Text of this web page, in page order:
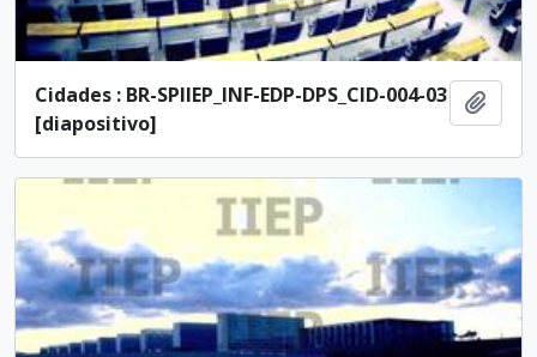
Cidades : BR-SPIIEP_INF-EDP-DPS_CID-004-03
[diapositivo]